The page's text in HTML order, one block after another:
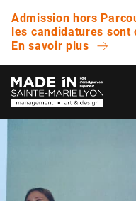
Admission hors
les candidatures sont
En savoir plus
VIE ÉTUDIANTE